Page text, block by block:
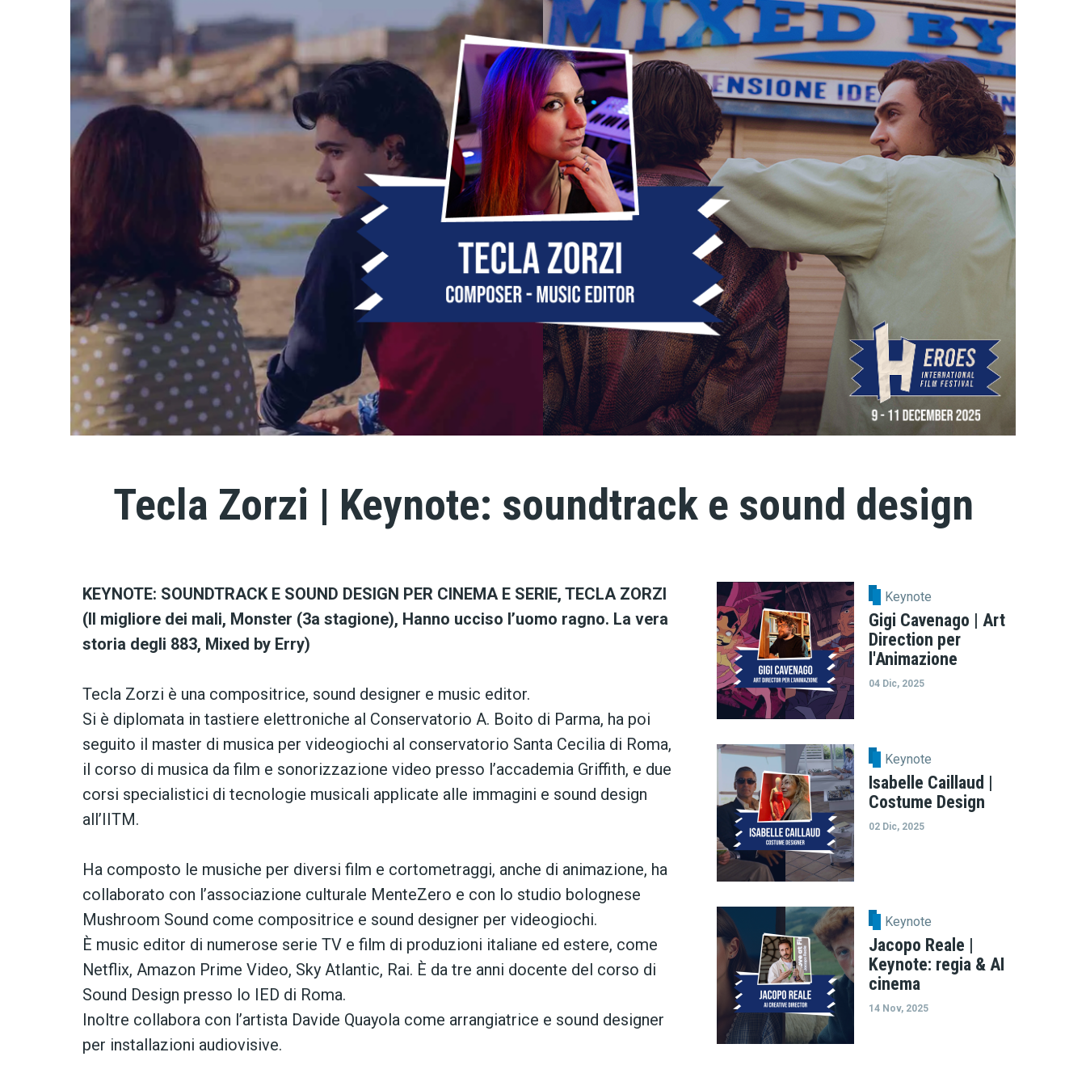
Tecla Zorzi | Keynote: soundtrack e sound design
KEYNOTE: SOUNDTRACK E SOUND DESIGN PER CINEMA E SERIE, TECLA ZORZI
(Il migliore dei mali, Monster (3a stagione), Hanno ucciso l’uomo ragno. La vera
storia degli 883, Mixed by Erry)
Tecla Zorzi è una compositrice, sound designer e music editor.
Si è diplomata in tastiere elettroniche al Conservatorio A. Boito di Parma, ha poi
seguito il master di musica per videogiochi al conservatorio Santa Cecilia di Roma,
il corso di musica da film e sonorizzazione video presso l’accademia Griffith, e due
corsi specialistici di tecnologie musicali applicate alle immagini e sound design
all’IITM.
Ha composto le musiche per diversi film e cortometraggi, anche di animazione, ha
collaborato con l’associazione culturale MenteZero e con lo studio bolognese
Mushroom Sound come compositrice e sound designer per videogiochi.
È music editor di numerose serie TV e film di produzioni italiane ed estere, come
Netflix, Amazon Prime Video, Sky Atlantic, Rai. È da tre anni docente del corso di
Sound Design presso lo IED di Roma.
Inoltre collabora con l’artista Davide Quayola come arrangiatrice e sound designer
per installazioni audiovisive.
Keynote
Gigi Cavenago | Art
Direction per
l'Animazione
04 Dic, 2025
Keynote
Isabelle Caillaud |
Costume Design
02 Dic, 2025
Keynote
Jacopo Reale |
Keynote: regia & AI
cinema
14 Nov, 2025